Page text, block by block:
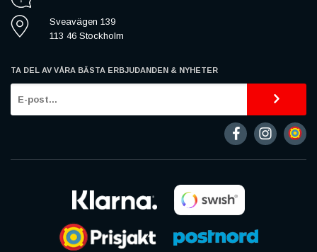
Sveavägen 139
113 46 Stockholm
TA DEL AV VÅRA BÄSTA ERBJUDANDEN & NYHETER